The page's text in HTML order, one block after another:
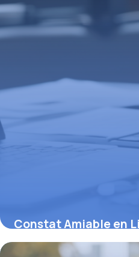
Constat Amiable en
17 avril 2026